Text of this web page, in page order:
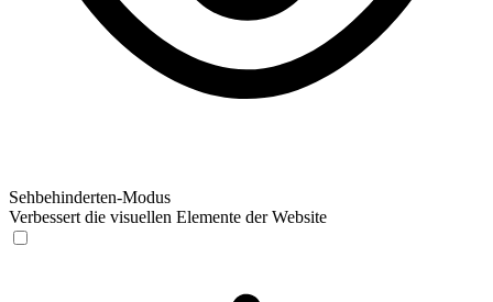
Sehbehinderten-Modus
Verbessert die visuellen Elemente der Website